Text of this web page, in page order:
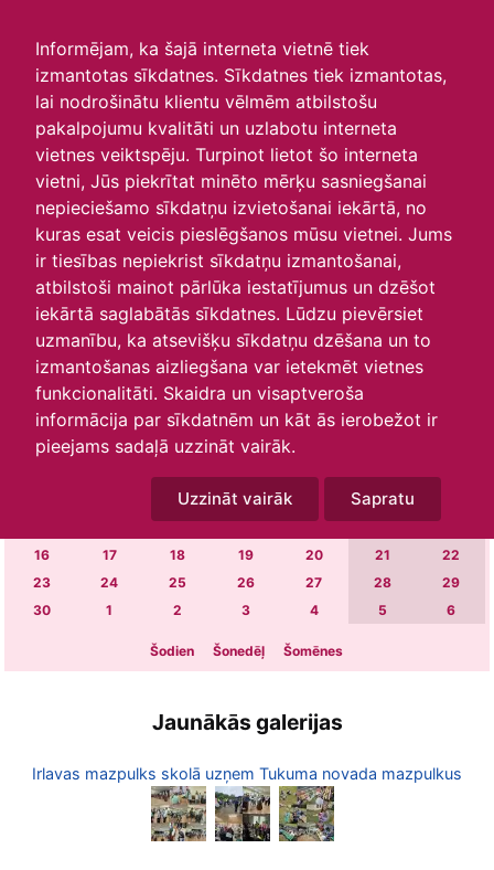
Informējam, ka šajā interneta vietnē tiek
izmantotas sīkdatnes. Sīkdatnes tiek izmantotas,
lai nodrošinātu klientu vēlmēm atbilstošu
pakalpojumu kvalitāti un uzlabotu interneta
vietnes veiktspēju. Turpinot lietot šo interneta
vietni, Jūs piekrītat minēto mērķu sasniegšanai
nepieciešamo sīkdatņu izvietošanai iekārtā, no
kuras esat veicis pieslēgšanos mūsu vietnei. Jums
ir tiesības nepiekrist sīkdatņu izmantošanai,
atbilstoši mainot pārlūka iestatījumus un dzēšot
iekārtā saglabātās sīkdatnes. Lūdzu pievērsiet
uzmanību, ka atsevišķu sīkdatņu dzēšana un to
izmantošanas aizliegšana var ietekmēt vietnes
funkcionalitāti. Skaidra un visaptveroša
informācija par sīkdatnēm un kāt ās ierobežot ir
pieejams sadaļā uzzināt vairāk.
Uzzināt vairāk Sapratu
Skats :
Aktuālie
Šodien Šonedēļ
Šomēnes
Arhīvs
O T S
4 5 7
11 12 13 14
16
17 18 19 20 21
22
23
24 25 26 27 28
29
30
1 2 3 4 5 6
Šodien Šonedēļ Šomēnes
Jaunākās galerijas
Irlavas mazpulks skolā uzņem Tukuma novada mazpulkus